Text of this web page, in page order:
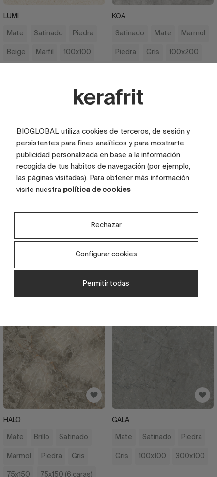
LUMI
Mate Satinado Piedra
Beige Marfil 100x100
KOA
Satinado Mate Marmol
Piedra Gris 100x200
100x200
400x200
Beige
300x100
HALO
Mate Brillo Satinado
Marmol Piedra Gris
75x150 75x150 (6 caras)
GALA
Mate Satinado Piedra
Gris 100x100 300x100
BIOGLOBAL utiliza cookies de terceros, de sesión y
persistentes para fines analíticos y para mostrarte
publicidad personalizada en base a la información
recogida de tus hábitos de navegación (por ejemplo,
las páginas visitadas). Para obtener más información
visite nuestra política de cookies
Rechazar
Configurar cookies
Permitir todas